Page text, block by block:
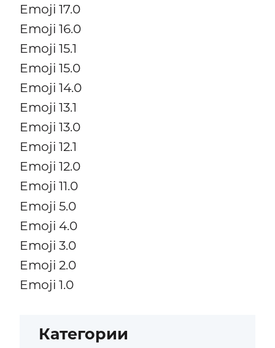
Emoji 17.0
Emoji 16.0
Emoji 15.1
Emoji 15.0
Emoji 14.0
Emoji 13.1
Emoji 13.0
Emoji 12.1
Emoji 12.0
Emoji 11.0
Emoji 5.0
Emoji 4.0
Emoji 3.0
Emoji 2.0
Emoji 1.0
Категории